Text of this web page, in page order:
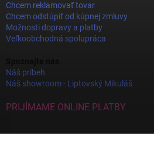
Chcem reklamovať tovar
Chcem odstúpiť od kúpnej zmluvy
Možnosti dopravy a platby
Veľkoobchodná spolupráca
Náš príbeh
Náš showroom - Liptovský Mikuláš
PRIJÍMAME ONLINE PLATBY